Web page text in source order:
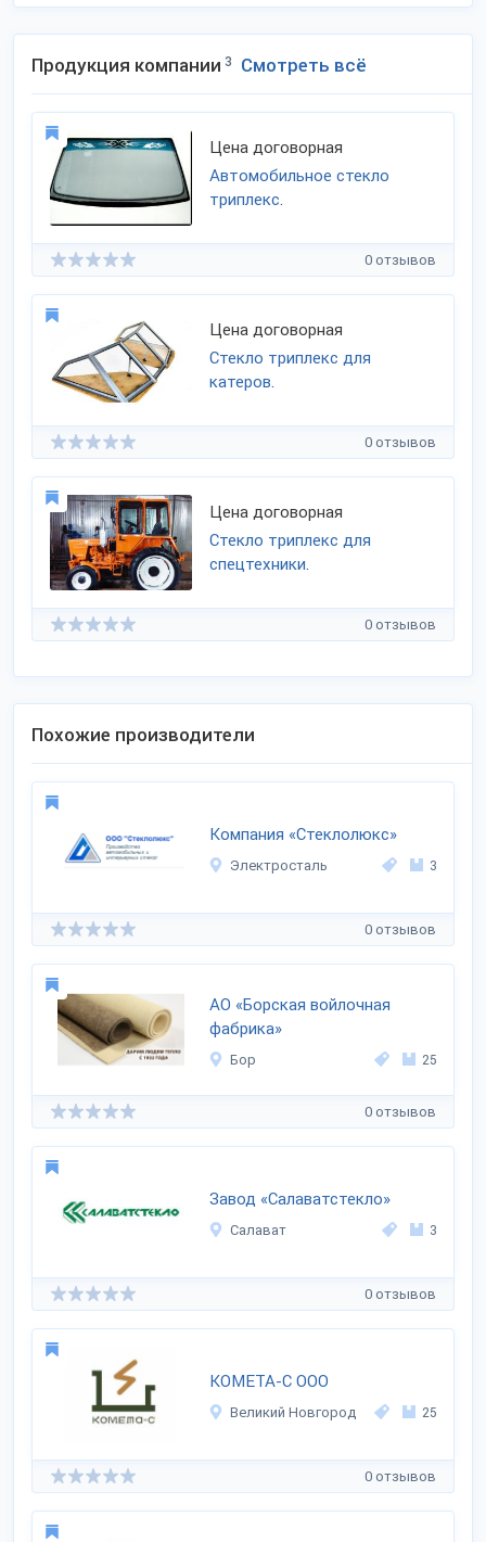
Продукция компании 3 Смотреть всё
Цена договорная
Автомобильное стекло
триплекс.
0 отзывов
Цена договорная
Стекло триплекс для
катеров.
0 отзывов
Цена договорная
Стекло триплекс для
спецтехники.
0 отзывов
Похожие производители
Компания «Стеклолюкс»
Электросталь 3
0 отзывов
АО «Борская войлочная
фабрика»
Бор 25
0 отзывов
Завод «Салаватстекло»
Салават 3
0 отзывов
КОМЕТА-С ООО
Великий Новгород 25
0 отзывов